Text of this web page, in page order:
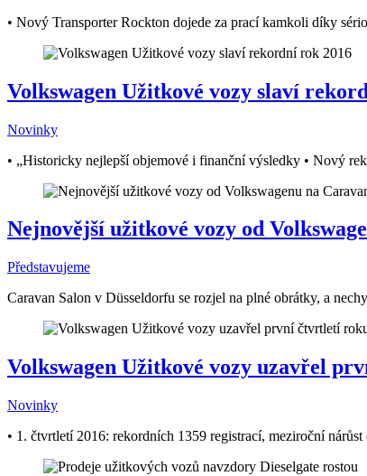
• Nový Transporter Rockton dojede za prací kamkoli díky
Volkswagen Užitkové vozy slaví
Novinky
• „Historicky nejlepší objemové i finanční výsledky • Nový
Nejnovější užitkové vozy od
Představujeme
Caravan Salon v Düsseldorfu se rozjel na plné obrátky, a
Volkswagen Užitkové vozy uzavřel
Novinky
• 1. čtvrtletí 2016: rekordních 1359 registrací, meziroční